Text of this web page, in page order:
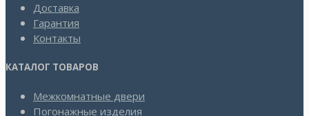
Доставка
Гарантия
Контакты
КАТАЛОГ ТОВАРОВ
Межкомнатные двери
Погонажные изделия